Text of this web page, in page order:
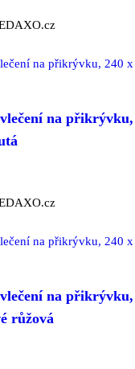
na přikrývku,
na přikrývku,
růžová